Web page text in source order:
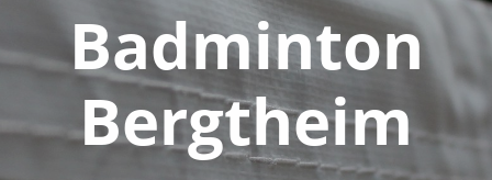
Badminton
Bergtheim